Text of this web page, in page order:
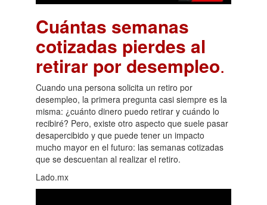
Cuántas semanas
cotizadas pierdes al
retirar por desempleo.
Cuando una persona solicita un retiro por
desempleo, la primera pregunta casi siempre es la
misma: ¿cuánto dinero puedo retirar y cuándo lo
recibiré? Pero, existe otro aspecto que suele pasar
desapercibido y que puede tener un impacto
mucho mayor en el futuro: las semanas cotizadas
que se descuentan al realizar el retiro.
Lado.mx